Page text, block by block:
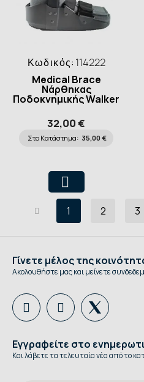
Κωδικός: 114222
Medical Brace
Νάρθηκας
Ποδοκνημικής Walker
Short
32,00 €
Στο Κατάστημα: 35,00 €
1 2 3
Γίνετε μέλος της
Ακολουθήστε μας και μείνετε
Εγγραφείτε στο
Και λάβετε τα τελευταία νέα από το